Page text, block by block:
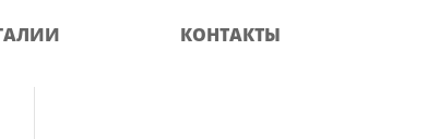
КОНТАКТЫ